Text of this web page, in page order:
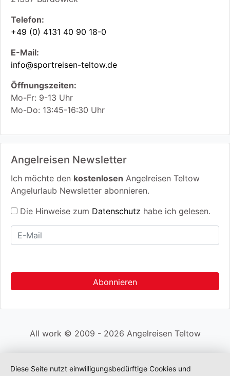
Telefon:
+49 (0) 4131 40 90 18-0
E-Mail:
info@sportreisen-teltow.de
Öffnungszeiten:
Mo-Fr: 9-13 Uhr
Mo-Do: 13:45-16:30 Uhr
Angelreisen Newsletter
Ich möchte den kostenlosen Angelreisen Teltow
Angelurlaub Newsletter abonnieren.
Die Hinweise zum Datenschutz habe ich gelesen.
All work © 2009 - 2026 Angelreisen Teltow
Diese Seite nutzt einwilligungsbedürftige Cookies und